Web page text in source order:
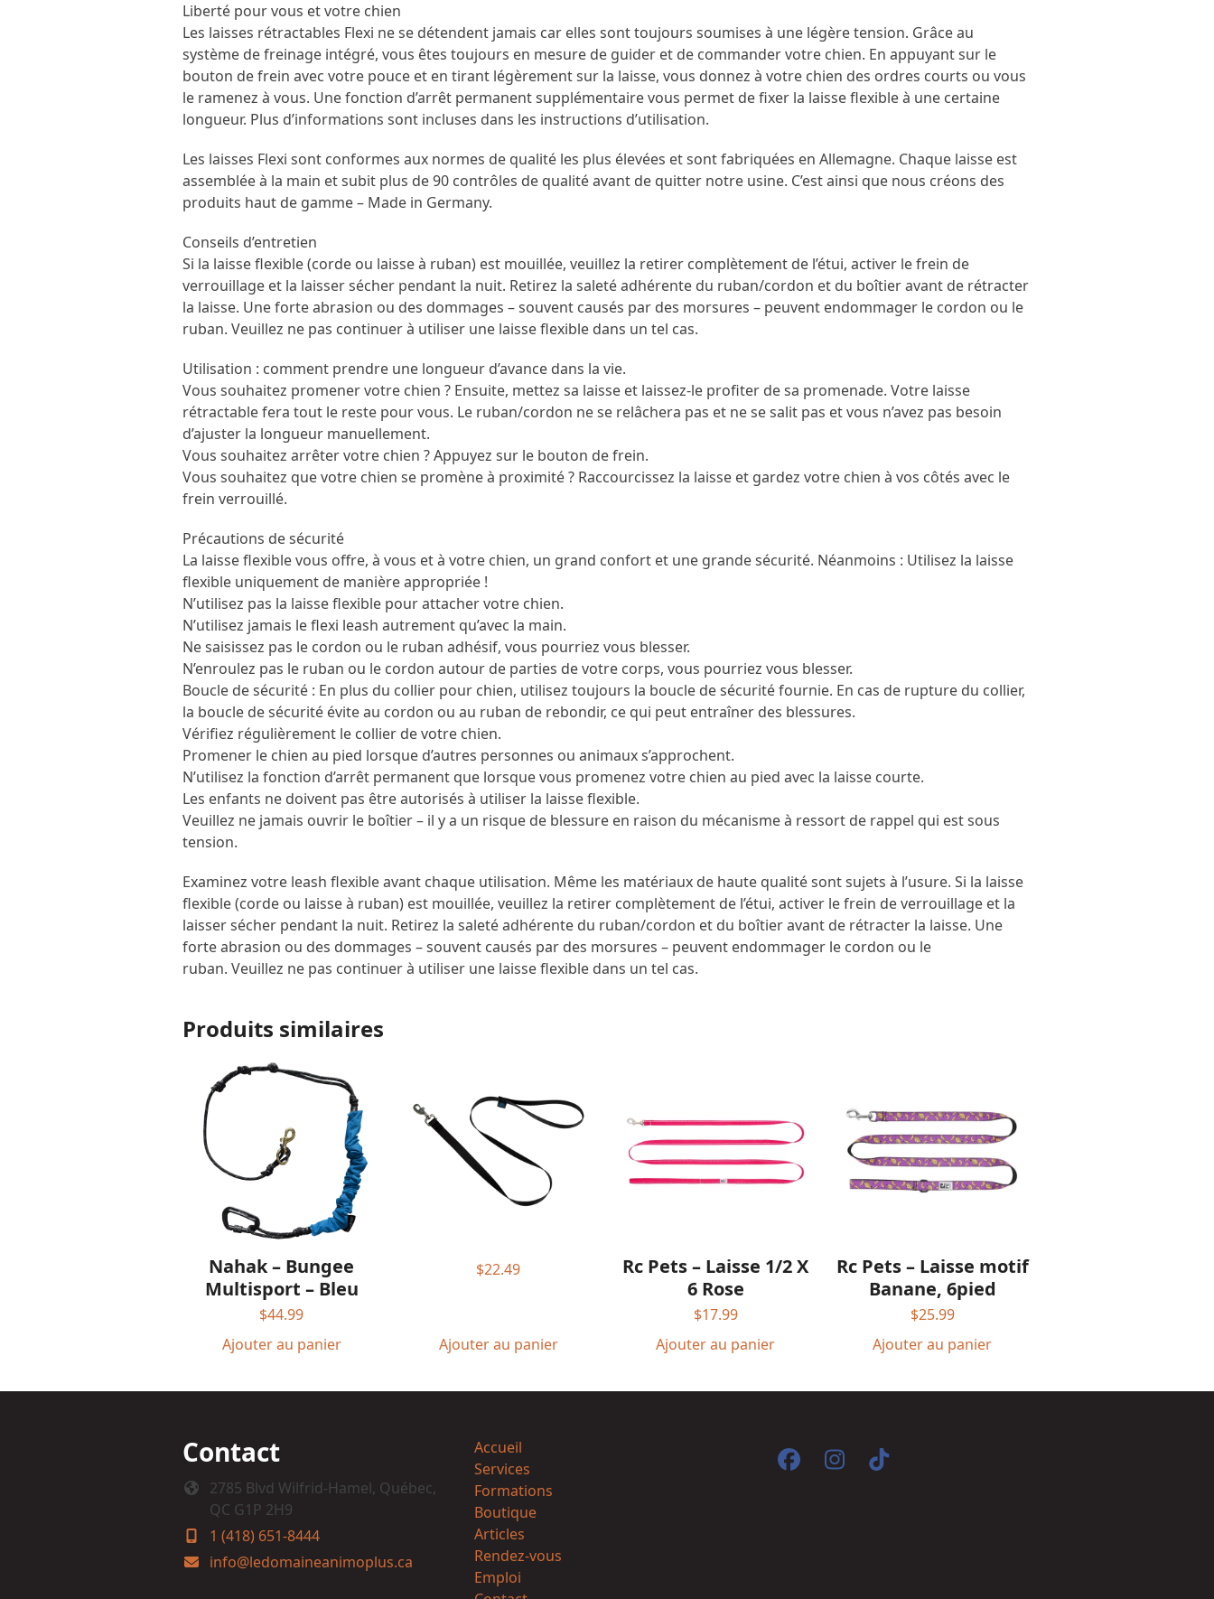
Liberté pour vous et votre chien
Les laisses rétractables Flexi ne se détendent jamais car elles sont toujours soumises à une légère tension. Grâce au
système de freinage intégré, vous êtes toujours en mesure de guider et de commander votre chien. En appuyant sur le
bouton de frein avec votre pouce et en tirant légèrement sur la laisse, vous donnez à votre chien des ordres courts ou vous
le ramenez à vous. Une fonction d’arrêt permanent supplémentaire vous permet de fixer la laisse flexible à une certaine
longueur. Plus d’informations sont incluses dans les instructions d’utilisation.
Les laisses Flexi sont conformes aux normes de qualité les plus élevées et sont fabriquées en Allemagne. Chaque laisse est
assemblée à la main et subit plus de 90 contrôles de qualité avant de quitter notre usine. C’est ainsi que nous créons des
produits haut de gamme – Made in Germany.
Conseils d’entretien
Si la laisse flexible (corde ou laisse à ruban) est mouillée, veuillez la retirer complètement de l’étui, activer le frein de
verrouillage et la laisser sécher pendant la nuit. Retirez la saleté adhérente du ruban/cordon et du boîtier avant de rétracter
la laisse. Une forte abrasion ou des dommages – souvent causés par des morsures – peuvent endommager le cordon ou le
ruban. Veuillez ne pas continuer à utiliser une laisse flexible dans un tel cas.
Utilisation : comment prendre une longueur d’avance dans la vie.
Vous souhaitez promener votre chien ? Ensuite, mettez sa laisse et laissez-le profiter de sa promenade. Votre laisse
rétractable fera tout le reste pour vous. Le ruban/cordon ne se relâchera pas et ne se salit pas et vous n’avez pas besoin
d’ajuster la longueur manuellement.
Vous souhaitez arrêter votre chien ? Appuyez sur le bouton de frein.
Vous souhaitez que votre chien se promène à proximité ? Raccourcissez la laisse et gardez votre chien à vos côtés avec le
frein verrouillé.
Précautions de sécurité
La laisse flexible vous offre, à vous et à votre chien, un grand confort et une grande sécurité. Néanmoins : Utilisez la laisse
flexible uniquement de manière appropriée !
N’utilisez pas la laisse flexible pour attacher votre chien.
N’utilisez jamais le flexi leash autrement qu’avec la main.
Ne saisissez pas le cordon ou le ruban adhésif, vous pourriez vous blesser.
N’enroulez pas le ruban ou le cordon autour de parties de votre corps, vous pourriez vous blesser.
Boucle de sécurité : En plus du collier pour chien, utilisez toujours la boucle de sécurité fournie. En cas de rupture du collier,
la boucle de sécurité évite au cordon ou au ruban de rebondir, ce qui peut entraîner des blessures.
Vérifiez régulièrement le collier de votre chien.
Promener le chien au pied lorsque d’autres personnes ou animaux s’approchent.
N’utilisez la fonction d’arrêt permanent que lorsque vous promenez votre chien au pied avec la laisse courte.
Les enfants ne doivent pas être autorisés à utiliser la laisse flexible.
Veuillez ne jamais ouvrir le boîtier – il y a un risque de blessure en raison du mécanisme à ressort de rappel qui est sous
tension.
Examinez votre leash flexible avant chaque utilisation. Même les matériaux de haute qualité sont sujets à l’usure. Si la laisse
flexible (corde ou laisse à ruban) est mouillée, veuillez la retirer complètement de l’étui, activer le frein de verrouillage et la
laisser sécher pendant la nuit. Retirez la saleté adhérente du ruban/cordon et du boîtier avant de rétracter la laisse. Une
forte abrasion ou des dommages – souvent causés par des morsures – peuvent endommager le cordon ou le
ruban. Veuillez ne pas continuer à utiliser une laisse flexible dans un tel cas.
Produits similaires
Nahak – Bungee
Multisport – Bleu
$44.99
Ajouter au panier
$22.49
Ajouter au panier
Rc Pets – Laisse 1/2 X
6 Rose
$17.99
Ajouter au panier
Rc Pets – Laisse motif
Banane, 6pied
$25.99
Ajouter au panier
Contact
2785 Blvd Wilfrid-Hamel, Québec,
QC G1P 2H9
1 (418) 651-8444
info@ledomaineanimoplus.ca
Accueil
Services
Formations
Boutique
Articles
Rendez-vous
Emploi
Facebook
Instagram
Tiktok